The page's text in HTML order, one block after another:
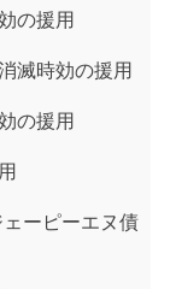
の援用
滅時効の援用
の援用
ェーピーエヌ債